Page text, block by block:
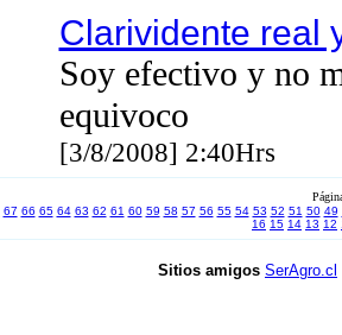
Clarividente real
Soy efectivo y no
equivoco
[3/8/2008] 2:40Hrs
67 66 65 64 63 62 61 60 59 58 57 56 55 54 53 52 51 50 49
16 15 14 13 12
Sitios amigos SerAgro.cl